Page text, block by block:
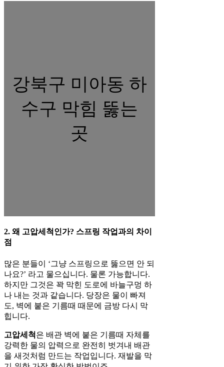
강북구 미아동 하
수구 막힘 뚫는
곳
2. 왜 고압세척인가? 스프링 작업과의 차이
점
많은 분들이 ‘그냥 스프링으로 뚫으면 안 되
나요?’ 라고 물으십니다. 물론 가능합니다.
하지만 그것은 꽉 막힌 도로에 바늘구멍 하
나 내는 것과 같습니다. 당장은 물이 빠져
도, 벽에 붙은 기름때 때문에 금방 다시 막
힙니다.
고압세척 은 배관 벽에 붙은 기름때 자체를
강력한 물의 압력으로 완전히 벗겨내 배관
을 새것처럼 만드는 작업입니다. 재발을 막